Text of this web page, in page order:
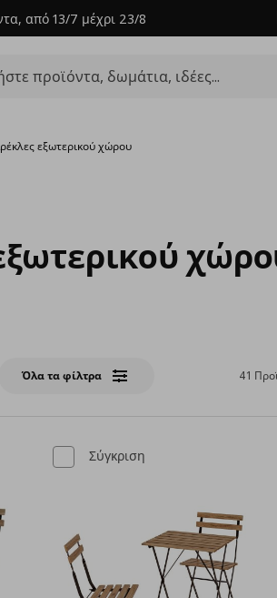
από 13/7 μέχρι 23/8
εξωτερικού χώρου
Όλα τα φίλτρα 41
Σύγκριση